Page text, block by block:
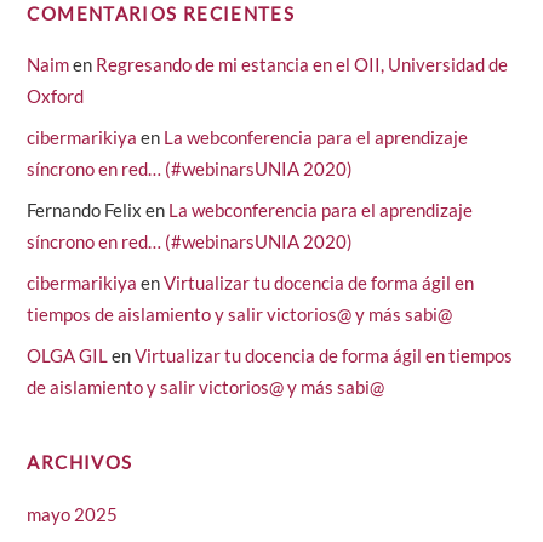
COMENTARIOS RECIENTES
Naimen Regresando de mi estancia en el OII, Universidad de
Oxford
cibermarikiya en La webconferencia para el aprendizaje
síncrono en red… (#webinarsUNIA 2020)
Fernando Felix en La webconferencia para el aprendizaje
síncrono en red… (#webinarsUNIA 2020)
cibermarikiya enVirtualizar tu docencia de forma ágil en
tiempos de aislamiento y salir victorios@ y más sabi@
OLGA GILenVirtualizar tu docencia de forma ágil en tiempos
de aislamiento y salir victorios@ y más sabi@
ARCHIVOS
mayo 2025